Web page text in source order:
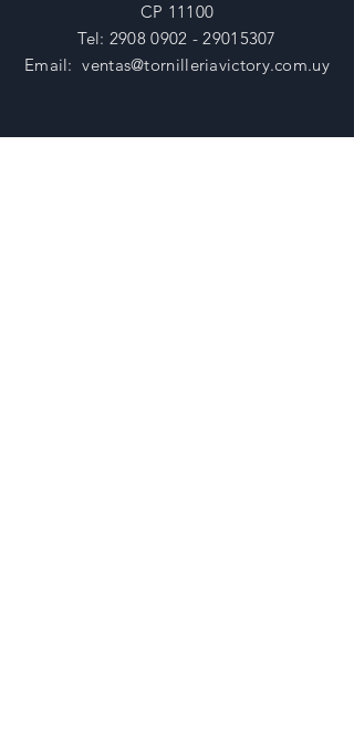
CP 11100
Tel: 2908 0902 - 29015307
Email:ventas@tornilleriavictory.com.uy